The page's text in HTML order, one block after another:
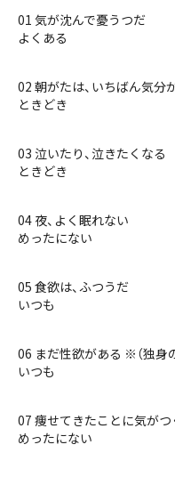
01 気が沈んで憂うつだ
よくある
02 朝がたは、いちばん気分
ときどき
03 泣いたり、泣きたくなる
ときどき
04 夜、よく眠れない
めったにない
05 食欲は、ふつうだ
いつも
06 まだ性欲がある ※（独身
いつも
07 痩せてきたことに気がつ
めったにない